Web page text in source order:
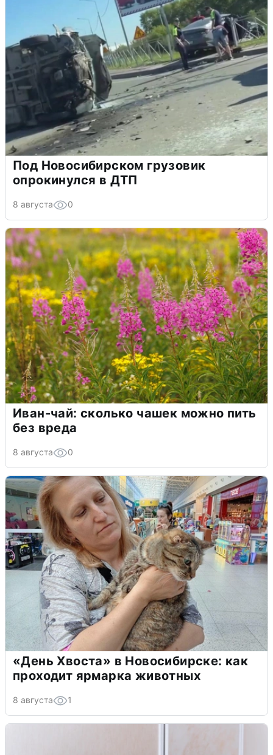
Под Новосибирском грузовик
опрокинулся в ДТП
8 августа 0
Иван-чай: сколько чашек можно пить
без вреда
8 августа 0
«День Хвоста» в Новосибирске: как
проходит ярмарка животных
8 августа 1